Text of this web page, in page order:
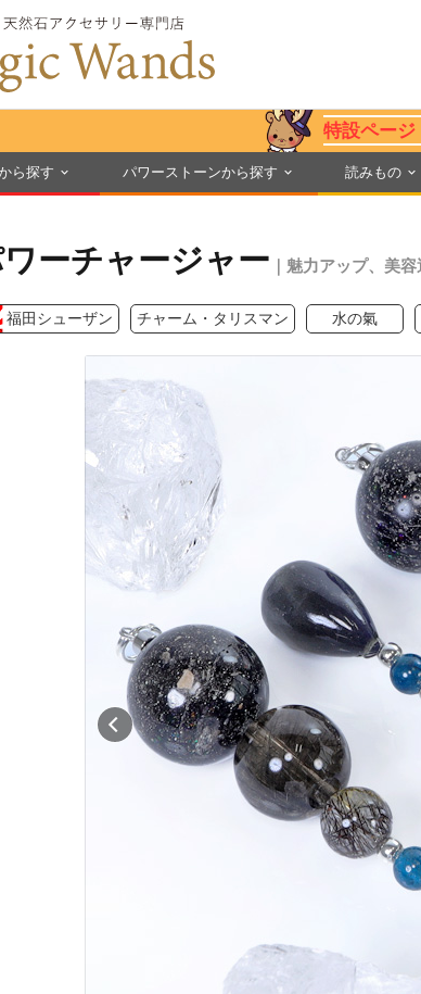
特設ページ
ら探す パワーストーンから探す 読みもの
ーチャージャー ｜魅力アップ、美
福田シューザン チャーム・タリスマン 水の氣